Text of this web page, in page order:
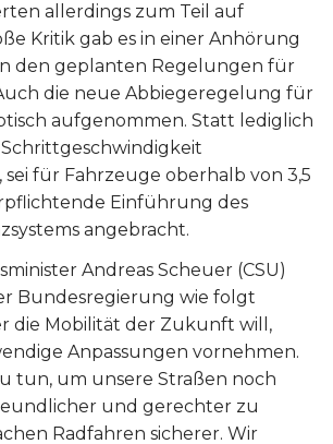
allerdings zum Teil auf
Kritik gab es in einer Anhörung
den geplanten Regelungen für
die neue Abbiegeregelung für
aufgenommen. Statt lediglich
für Fahrzeuge oberhalb von 3,5
Einführung des
angebracht.
Andreas Scheuer (CSU)
Bundesregierung wie folgt
die Mobilität der Zukunft will,
Anpassungen vornehmen.
tun, um unsere Straßen noch
und gerechter zu
Radfahren sicherer. Wir